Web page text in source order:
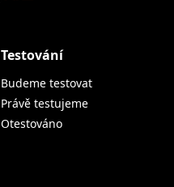
Testování
Budeme testovat
Právě testujeme
Otestováno